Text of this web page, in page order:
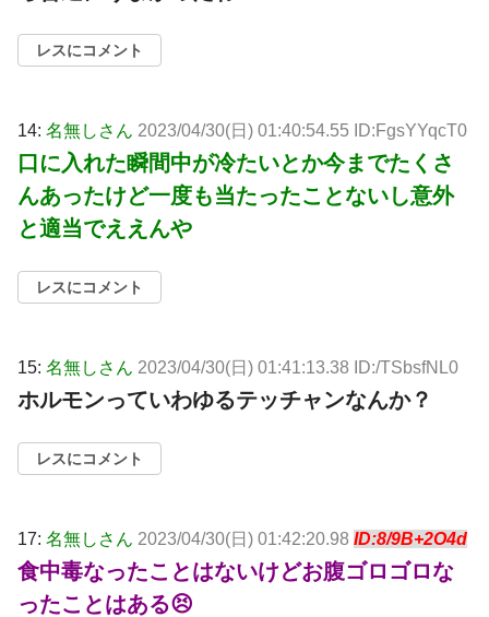
レスにコメント
14: 名無しさん 2023/04/30(日) 01:40:54.55 ID:FgsYYqcT0
口に入れた瞬間中が冷たいとか今までたくさ
んあったけど一度も当たったことないし意外
と適当でええんや
レスにコメント
15: 名無しさん 2023/04/30(日) 01:41:13.38 ID:/TSbsfNL0
ホルモンっていわゆるテッチャンなんか？
レスにコメント
17: 名無しさん 2023/04/30(日) 01:42:20.98 ID:8/9B+2O4d
食中毒なったことはないけどお腹ゴロゴロな
ったことはある😣